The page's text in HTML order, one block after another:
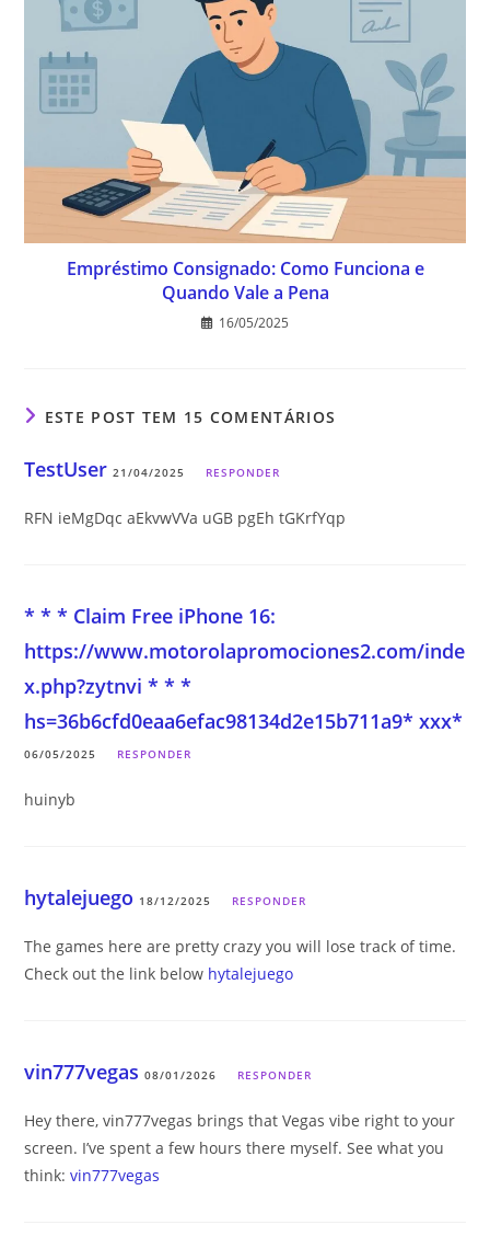
Empréstimo Consignado: Como Funciona e
Quando Vale a Pena
16/05/2025
ESTE POST TEM 15 COMENTÁRIOS
TestUser 21/04/2025 RESPONDER
RFN ieMgDqc aEkvwVVa uGB pgEh tGKrfYqp
* * * Claim Free iPhone 16:
https://www.motorolapromociones2.com/inde
x.php?zytnvi * * *
hs=36b6cfd0eaa6efac98134d2e15b711a9* ххх*
06/05/2025 RESPONDER
huinyb
hytalejuego 18/12/2025 RESPONDER
The games here are pretty crazy you will lose track of time.
Check out the link below hytalejuego
vin777vegas 08/01/2026 RESPONDER
Hey there, vin777vegas brings that Vegas vibe right to your
screen. I’ve spent a few hours there myself. See what you
think:vin777vegas